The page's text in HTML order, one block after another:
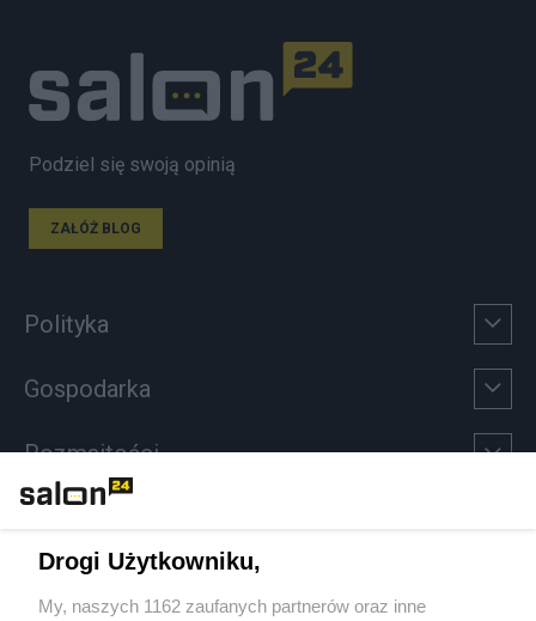
Podziel się swoją opinią
ZAŁÓŻ BLOG
Polityka
Gospodarka
Rozmaitości
Sport
Drogi Użytkowniku,
My, naszych 1162 zaufanych partnerów oraz inne